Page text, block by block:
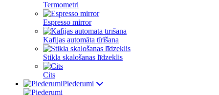
Termometri
Espresso mirror
Kafijas automāta tīrīšana
Stikla skalošanas līdzeklis
Cits
Piederumi